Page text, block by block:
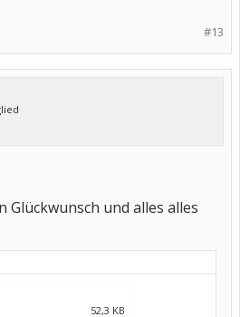
#13
Glückwunsch und alles alles
52,3 KB